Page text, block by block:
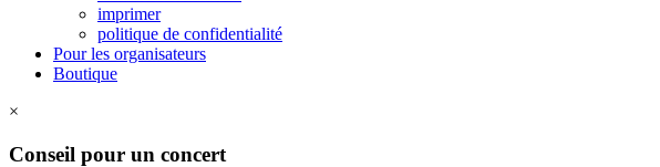
imprimer
politique de confidentialité
Pour les organisateurs
Boutique
×
Conseil pour un concert